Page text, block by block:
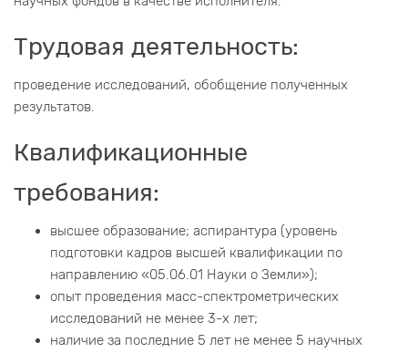
Трудовая деятельность:
проведение исследований, обобщение полученных
результатов.
Квалификационные
требования:
высшее образование; аспирантура (уровень
подготовки кадров высшей квалификации по
направлению «05.06.01 Науки о Земли»);
опыт проведения масс-спектрометрических
исследований не менее 3-х лет;
наличие за последние 5 лет не менее 5 научных